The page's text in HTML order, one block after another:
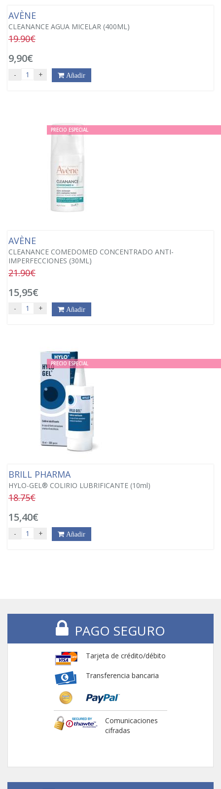
AVÈNE
CLEANANCE AGUA MICELAR (400ML)
19.90€
9,90€
- + Añadir
PRECIO ESPECIAL
AVÈNE
CLEANANCE COMEDOMED CONCENTRADO ANTI-
IMPERFECCIONES (30ML)
21.90€
15,95€
- + Añadir
PRECIO ESPECIAL
BRILL PHARMA
HYLO-GEL® COLIRIO LUBRIFICANTE (10ml)
18.75€
15,40€
- + Añadir
PAGO SEGURO
Tarjeta de crédito/débito
Transferencia bancaria
Comunicaciones
cifradas